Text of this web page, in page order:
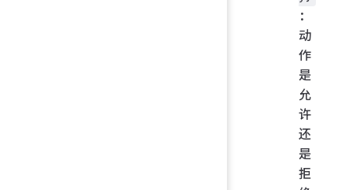
：
动
作
是
允
许
还
是
拒